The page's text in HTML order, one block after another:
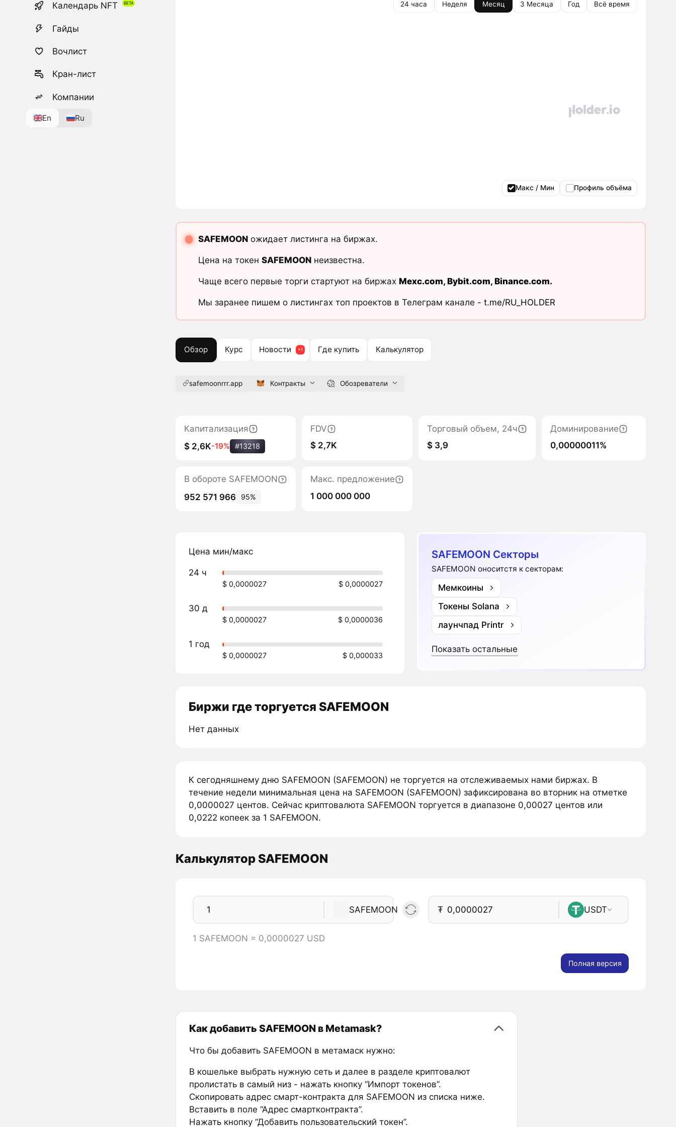
Календарь NFT
Гайды
Вочлист
Кран-лист
Компании
En Ru
24 часа Неделя Месяц 3 Месяца Год Всё время
Макс / Мин Профиль объёма
SAFEMOONожидает листинга на биржах.
Цена на токен SAFEMOONнеизвестна.
Чаще всего первые торги стартуют на биржах Mexc.com, Bybit.com, Binance.com.
Мы заранее пишем о листингах топ проектов в Телеграм канале - t.me/RU_HOLDER
Обзор Курс Новости Где купить Калькулятор
safemoonrrr.app Контракты Обозреватели
Капитализация
$ 2,6K-19% #13218
FDV
$ 2,7K
Торговый объем, 24ч
$ 3,9
Доминирование
0,00000011%
В обороте SAFEMOON
952 571 966
95%
Макс. предложение
1 000 000 000
Цена мин/макс
24 ч
$ 0,0000027 $ 0,0000027
30 д
$ 0,0000027 $ 0,0000036
1 год
$ 0,0000027 $ 0,000033
SAFEMOON Секторы
SAFEMOON оноситстя к секторам:
Мемкоины
Токены Solana
лаунчпад Printr
Показать остальные
Биржи где торгуется SAFEMOON
Нет данных
К сегодняшнему дню SAFEMOON (SAFEMOON) не торгуется на отслеживаемых нами биржах. В
течение недели минимальная цена на SAFEMOON (SAFEMOON) зафиксирована во вторник на отметке
0,0000027 центов. Сейчас криптовалюта SAFEMOON торгуется в диапазоне 0,00027 центов или
0,0222 копеек за 1 SAFEMOON.
Калькулятор SAFEMOON
SAFEMOON ₮ USDT
1 SAFEMOON = 0,0000027 USD
Полная версия
Как добавить SAFEMOON в Metamask?
Что бы добавить SAFEMOON в метамаск нужно:
В кошельке выбрать нужную сеть и далее в разделе криптовалют
пролистать в самый низ - нажать кнопку “Импорт токенов”.
Скопировать адрес смарт-контракта для SAFEMOON из списка ниже.
Вставить в поле “Адрес смартконтракта”.
Нажать кнопку “Добавить пользовательский токен”.